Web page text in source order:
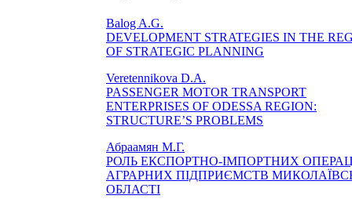
Balog A.G.
DEVELOPMENT STRATEGIES IN THE
OF STRATEGIC PLANNING
Veretennikova D.A.
PASSENGER MOTOR TRANSPORT
ENTERPRISES OF ODESSA REGION:
STRUCTURE’S PROBLEMS
Абраамян М.Г.
РОЛЬ ЕКСПОРТНО-ІМПОРТНИХ
АГРАРНИХ ПІДПРИЄМСТВ
ОБЛАСТІ